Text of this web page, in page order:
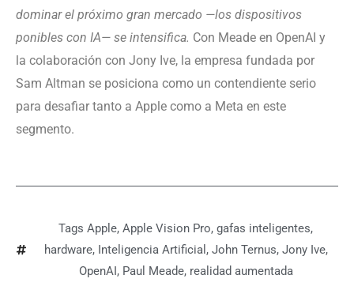
dominar el próximo gran mercado —los dispositivos
ponibles con IA— se intensifica. Con Meade en OpenAI y
la colaboración con Jony Ive, la empresa fundada por
Sam Altman se posiciona como un contendiente serio
para desafiar tanto a Apple como a Meta en este
segmento.
Tags Apple, Apple Vision Pro, gafas inteligentes,
hardware, Inteligencia Artificial , John Ternus, Jony Ive,
OpenAI, Paul Meade, realidad aumentada